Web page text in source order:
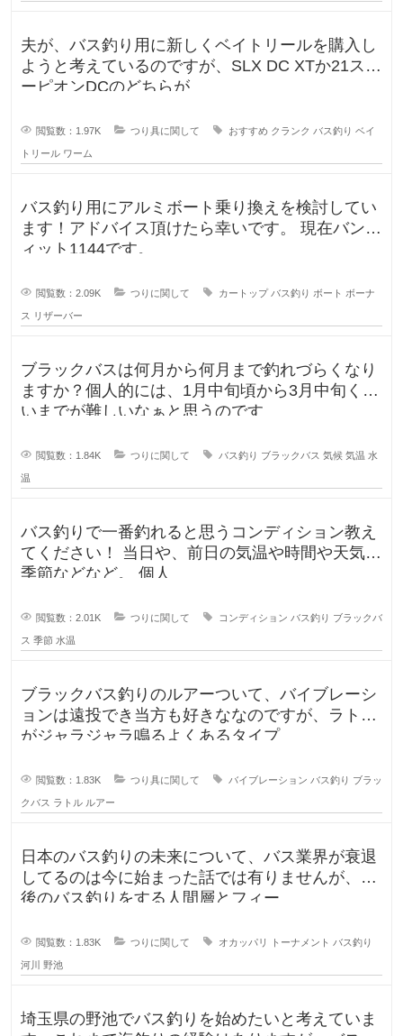
夫が、バス釣り用に新しくベイトリールを購入し
ようと考えているのですが、SLX DC XTか21スコ
ーピオンDCのどちらが
閲覧数：1.97K つり具に関して おすすめ クランク バス釣り ベイ
トリール ワーム
バス釣り用にアルミボート乗り換えを検討してい
ます！アドバイス頂けたら幸いです。 現在バンデ
ィット1144です。
閲覧数：2.09K つりに関して カートップ バス釣り ボート ボーナ
ス リザーバー
ブラックバスは何月から何月まで釣れづらくなり
ますか？個人的には、1月中旬頃から3月中旬くら
いまでが難しいなぁと思うのです
閲覧数：1.84K つりに関して バス釣り ブラックバス 気候 気温 水
温
バス釣りで一番釣れると思うコンディション教え
てください！ 当日や、前日の気温や時間や天気、
季節などなど。 個人
閲覧数：2.01K つりに関して コンディション バス釣り ブラックバ
ス 季節 水温
ブラックバス釣りのルアーついて、バイブレーシ
ョンは遠投でき当方も好きななのですが、ラトル
がジャラジャラ鳴るよくあるタイプ
閲覧数：1.83K つり具に関して バイブレーション バス釣り ブラッ
クバス ラトル ルアー
日本のバス釣りの未来について、バス業界が衰退
してるのは今に始まった話では有りませんが、今
後のバス釣りをする人間層とフィー
閲覧数：1.83K つりに関して オカッパリ トーナメント バス釣り
河川 野池
埼玉県の野池でバス釣りを始めたいと考えていま